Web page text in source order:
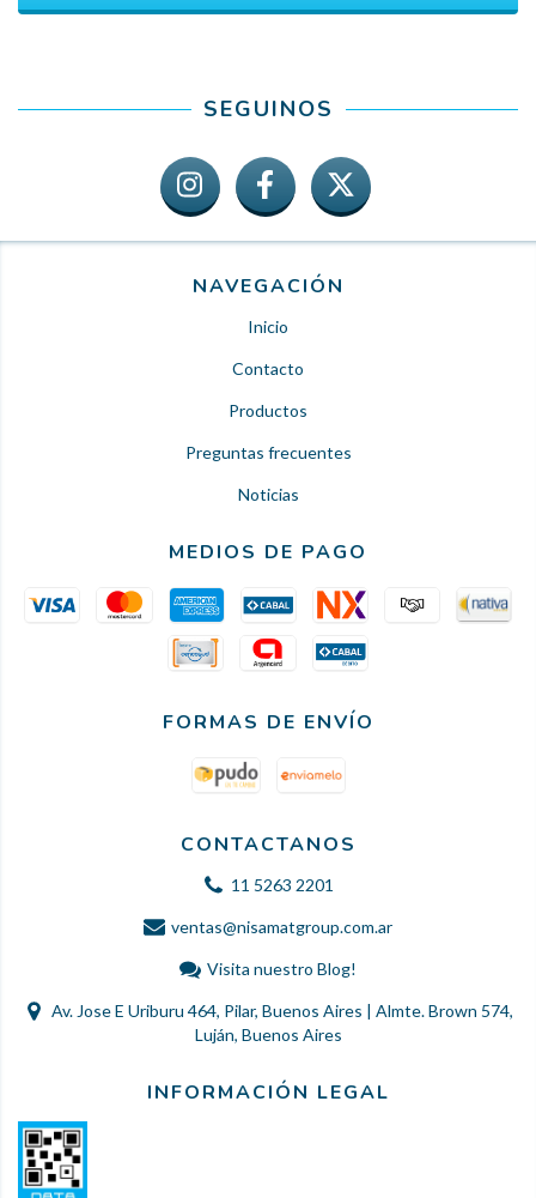
SEGUINOS
NAVEGACIÓN
Inicio
Contacto
Productos
Preguntas frecuentes
Noticias
MEDIOS DE PAGO
FORMAS DE ENVÍO
CONTACTANOS
11 5263 2201
ventas@nisamatgroup.com.ar
Visita nuestro Blog!
Av. Jose E Uriburu 464, Pilar, Buenos Aires | Almte. Brown 574,
Luján, Buenos Aires
INFORMACIÓN LEGAL